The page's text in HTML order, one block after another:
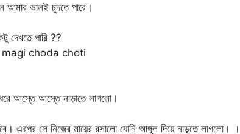
আমার ভালই চুদতে পারে।
দেখতে পারি ??
magi choda choti
ধরে আস্তে আস্তে নাড়াতে লাগলো।
এরপর সে নিজের মায়ের রসালো যোনি আঙ্গুল দিয়ে নাড়তে লাগলো। ।